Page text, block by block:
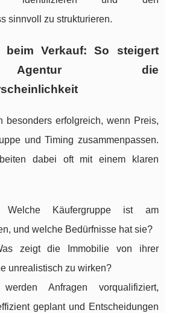
sinnvoll zu strukturieren.
beim Verkauf: So steigert
die
besonders erfolgreich, wenn Preis,
und Timing zusammenpassen.
dabei oft mit einem klaren
Käufergruppe ist am
und welche Bedürfnisse hat sie?
zeigt die Immobilie von ihrer
unrealistisch zu wirken?
Anfragen vorqualifiziert,
geplant und Entscheidungen